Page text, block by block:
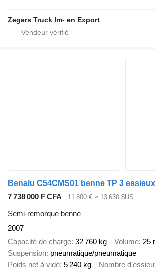
Zegers Truck Im- en Export
Benalu C54CMS01 benne TP 3 essieux
7 738 000 F CFA
11 800 € ≈ 13 630 $US
Semi-remorque benne
2007
Capacité de charge 32 760 kg Volume 25
Suspension pneumatique/pneumatique
Poids net à vide 5 240 kg Nombre